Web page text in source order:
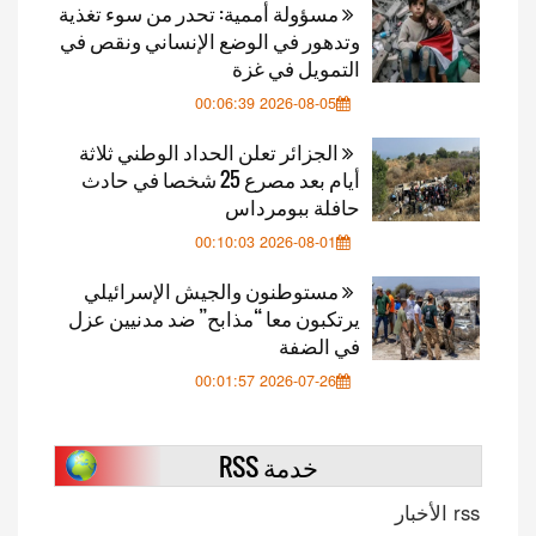
مسؤولة أممية: تحدر من سوء تغذية
وتدهور في الوضع الإنساني ونقص في
التمويل في غزة
2026-08-05 00:06:39
الجزائر تعلن الحداد الوطني ثلاثة
أيام بعد مصرع 25 شخصا في حادث
حافلة ببومرداس
2026-08-01 00:10:03
مستوطنون والجيش الإسرائيلي
يرتكبون معا “مذابح” ضد مدنيين عزل
في الضفة
2026-07-26 00:01:57
خدمة RSS
rss الأخبار